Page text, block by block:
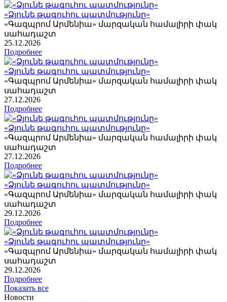
«Ձյունե թագուհու պատմությունը»
«Գազպրոմ Արմենիա» մարզական համալիրի փակ
սահադաշտ
25.12.2026
Подробнее
«Ձյունե թագուհու պատմությունը»
«Գազպրոմ Արմենիա» մարզական համալիրի փակ
սահադաշտ
27.12.2026
Подробнее
«Ձյունե թագուհու պատմությունը»
«Գազպրոմ Արմենիա» մարզական համալիրի փակ
սահադաշտ
27.12.2026
Подробнее
«Ձյունե թագուհու պատմությունը»
«Գազպրոմ Արմենիա» մարզական համալիրի փակ
սահադաշտ
29.12.2026
Подробнее
«Ձյունե թագուհու պատմությունը»
«Գազպրոմ Արմենիա» մարզական համալիրի փակ
սահադաշտ
29.12.2026
Подробнее
Показать все
Новости